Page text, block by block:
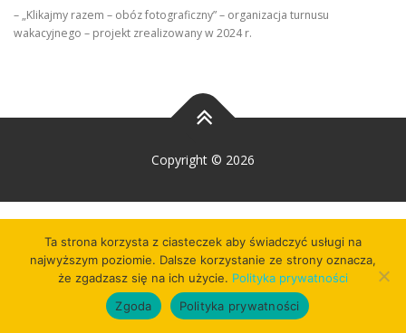
– „Klikajmy razem – obóz fotograficzny” – organizacja turnusu
wakacyjnego – projekt zrealizowany w 2024 r.
Copyright © 2026
Ta strona korzysta z ciasteczek aby świadczyć usługi na
najwyższym poziomie. Dalsze korzystanie ze strony oznacza,
że zgadzasz się na ich użycie. Polityka prywatności
Zgoda
Polityka prywatności